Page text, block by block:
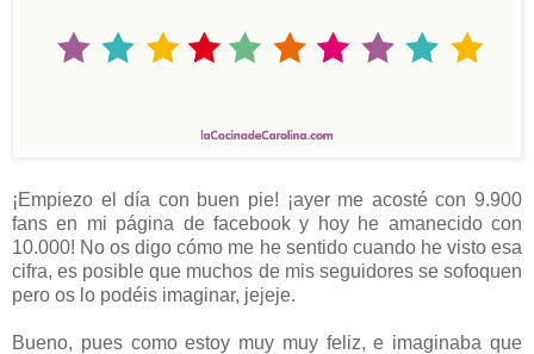
¡Empiezo el día con buen pie! ¡ayer me acosté con 9.900
fans en mi página de facebook y hoy he amanecido con
10.000! No os digo cómo me he sentido cuando he visto esa
cifra, es posible que muchos de mis seguidores se sofoquen
pero os lo podéis imaginar, jejeje.
Bueno, pues como estoy muy muy feliz, e imaginaba que